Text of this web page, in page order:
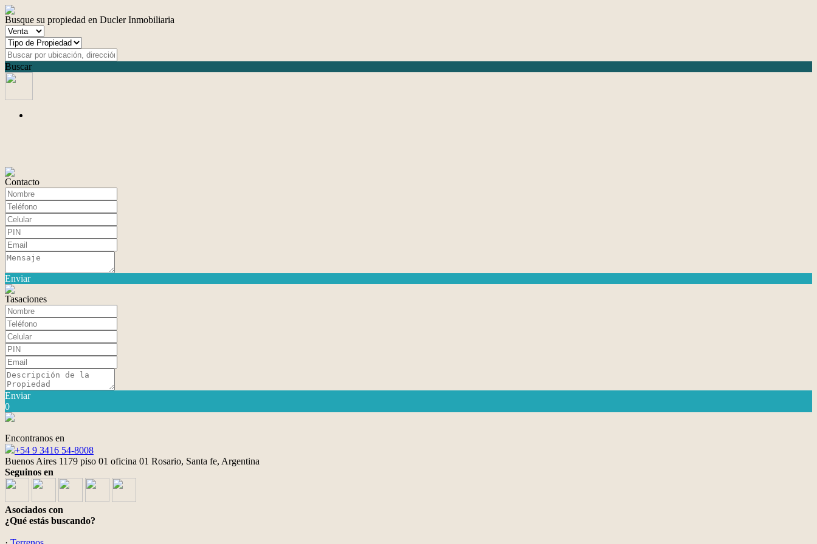
Busque su propiedad en Ducler Inmobiliaria
Buscar
Contacto
Enviar
Tasaciones
Enviar
0
Encontranos en
+54 9 3416 54-8008
Buenos Aires 1179 piso 01 oficina 01 Rosario, Santa fe, Argentina
Seguinos en
Asociados con
¿Qué estás buscando?